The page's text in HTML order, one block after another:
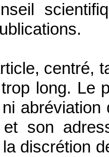
centré,
long. Le
son
discrétion